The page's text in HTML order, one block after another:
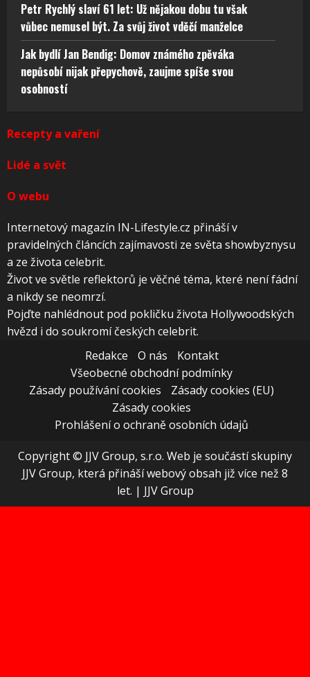
Petr Rychlý slaví 61 let: Už nějakou dobu tu však
vůbec nemusel být. Za svůj život vděčí manželce
Jak bydlí Jan Bendig: Domov známého zpěváka
nepůsobí nijak přepychově, zaujme spíše svou
osobností
Recepty a vaření
Lidé a svět
O webu
Internetový magazín IN-Lifestyle.cz přináší v
pravidelných článcích zajímavosti ze světa showbyznysu
a ze života celebrit.
Život ve světle reflektorů je věčné téma, které není fádní
a nikdy se neomrzí.
Pojďte nahlédnout pod pokličku života Hollywoodských
hvězd i do soukromí českých celebrit.
Redakce
O nás
Kontakt
Všeobecné obchodní podmínky
Zásady používání cookies
Zásady cookies (EU)
Zásady cookies
Prohlášení o ochraně osobních údajů
Copyright © JJV Group, s.r.o. Web je součástí skupiny
JJV Group, která přináší webový obsah již více než 8
let. | JJV Group